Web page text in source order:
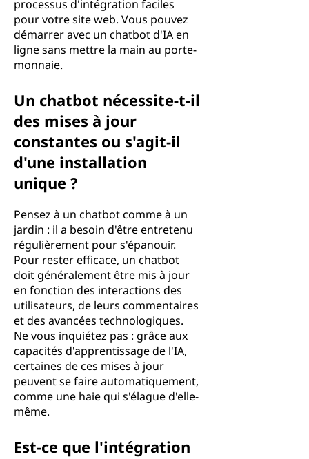
processus d'intégration faciles
pour votre site web. Vous pouvez
démarrer avec un chatbot d'IA en
ligne sans mettre la main au porte-
monnaie.
Un chatbot nécessite-t-il
des mises à jour
constantes ou s'agit-il
d'une installation
unique ?
Pensez à un chatbot comme à un
jardin : il a besoin d'être entretenu
régulièrement pour s'épanouir.
Pour rester efficace, un chatbot
doit généralement être mis à jour
en fonction des interactions des
utilisateurs, de leurs commentaires
et des avancées technologiques.
Ne vous inquiétez pas : grâce aux
capacités d'apprentissage de l'IA,
certaines de ces mises à jour
peuvent se faire automatiquement,
comme une haie qui s'élague d'elle-
même.
Est-ce que l'intégration